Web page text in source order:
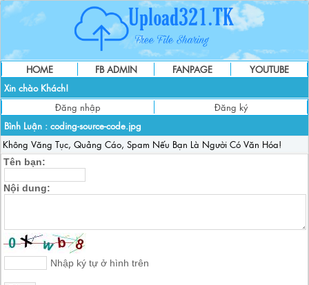
HOME FB ADMIN FANPAGE
YOUTUBE
Xin chào Khách!
Đăng nhập
Đăng ký
Bình Luận : coding-source-code.jpg
Không Văng Tục, Quảng Cáo, Spam Nếu Bạn Là Người Có Văn Hóa!
Tên bạn:
Nội dung:
Nhập ký tự ở hình trên